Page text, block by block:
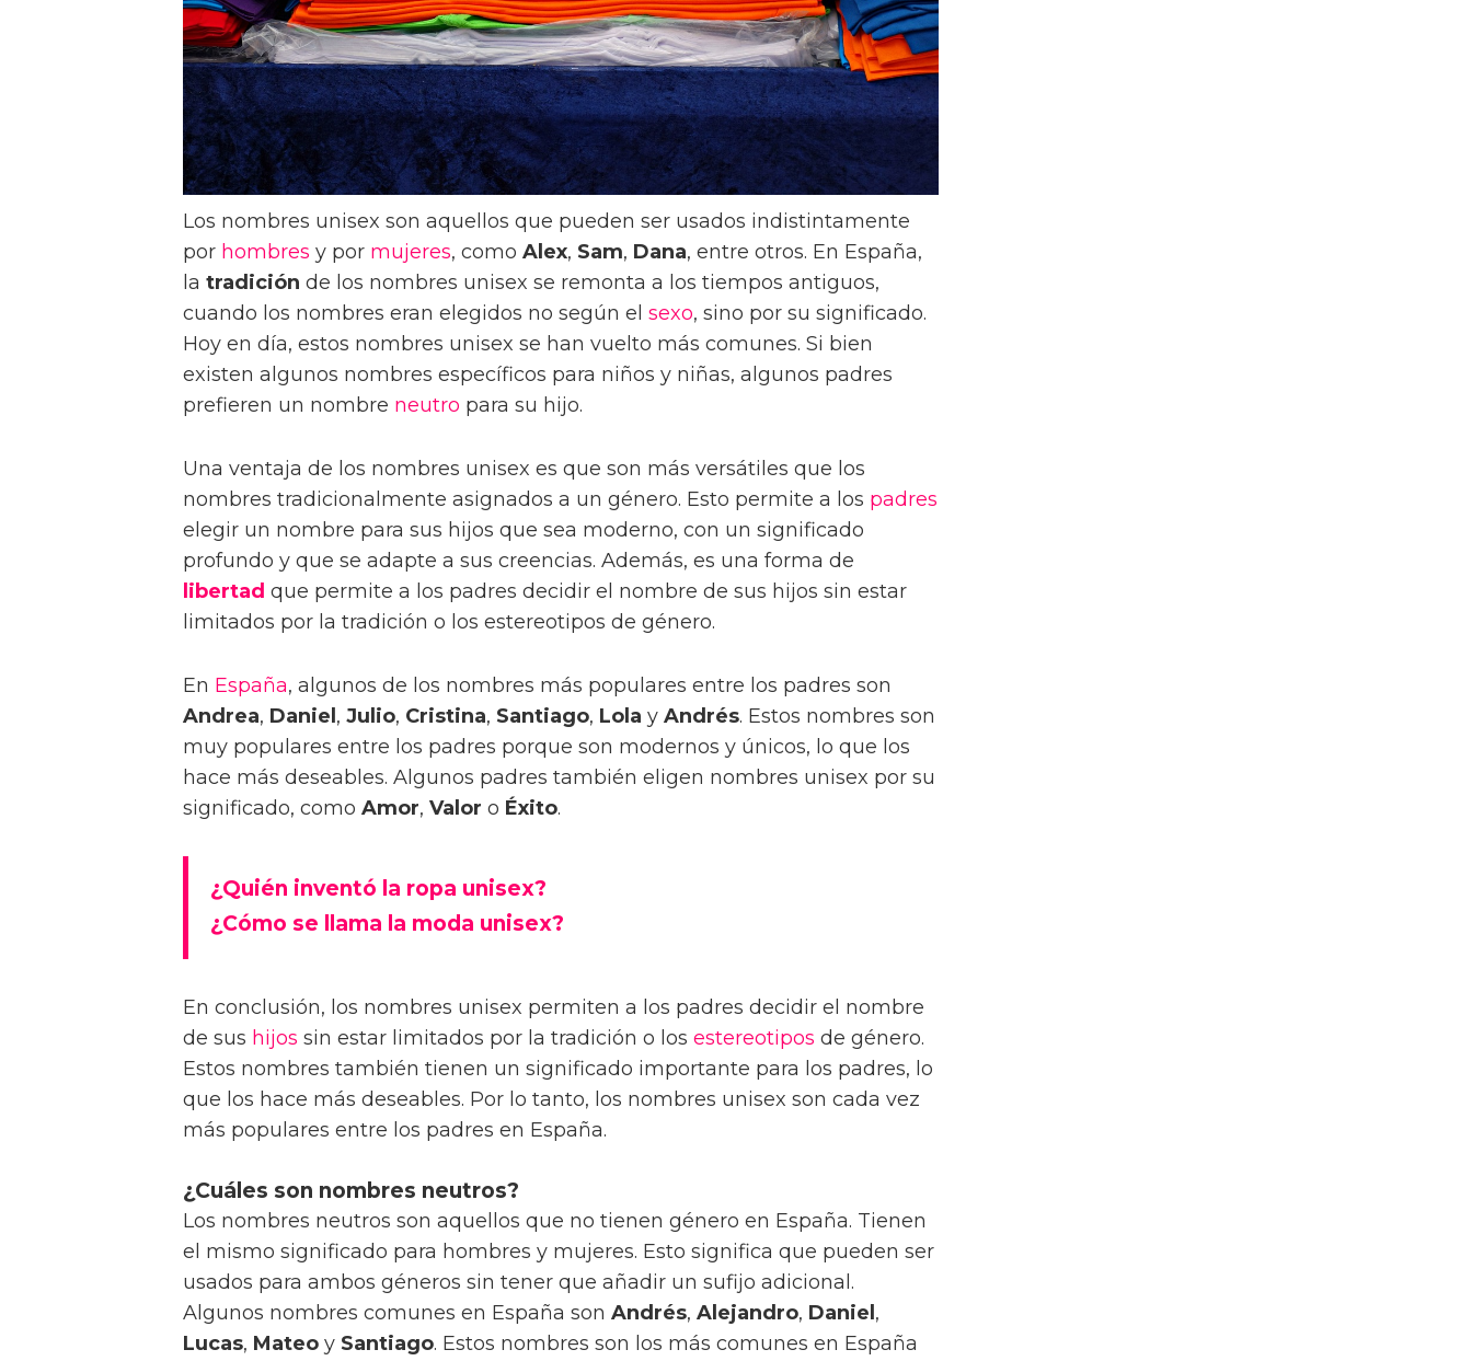
Los nombres unisex son aquellos que pueden ser usados indistintamente
por hombres y por mujeres, como Alex, Sam, Dana, entre otros. En España,
la tradición de los nombres unisex se remonta a los tiempos antiguos,
cuando los nombres eran elegidos no según el sexo, sino por su significado.
Hoy en día, estos nombres unisex se han vuelto más comunes. Si bien
existen algunos nombres específicos para niños y niñas, algunos padres
prefieren un nombre neutro para su hijo.
Una ventaja de los nombres unisex es que son más versátiles que los
nombres tradicionalmente asignados a un género. Esto permite a los padres
elegir un nombre para sus hijos que sea moderno, con un significado
profundo y que se adapte a sus creencias. Además, es una forma de
libertad que permite a los padres decidir el nombre de sus hijos sin estar
limitados por la tradición o los estereotipos de género.
En España, algunos de los nombres más populares entre los padres son
Andrea, Daniel , Julio, Cristina, Santiago, Lola y Andrés. Estos nombres son
muy populares entre los padres porque son modernos y únicos, lo que los
hace más deseables. Algunos padres también eligen nombres unisex por su
significado, como Amor, Valor o Éxito.
¿Quién inventó la ropa unisex?
¿Cómo se llama la moda unisex?
En conclusión, los nombres unisex permiten a los padres decidir el nombre
de sus hijos sin estar limitados por la tradición o los estereotipos de género.
Estos nombres también tienen un significado importante para los padres, lo
que los hace más deseables. Por lo tanto, los nombres unisex son cada vez
más populares entre los padres en España.
¿Cuáles son nombres neutros?
Los nombres neutros son aquellos que no tienen género en España. Tienen
el mismo significado para hombres y mujeres. Esto significa que pueden ser
usados para ambos géneros sin tener que añadir un sufijo adicional.
Algunos nombres comunes en España son Andrés, Alejandro, Daniel ,
Lucas, Mateo y Santiago. Estos nombres son los más comunes en España